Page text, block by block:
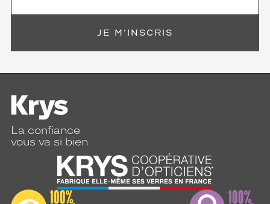
JE M'INSCRIS
La confiance
vous va si bien